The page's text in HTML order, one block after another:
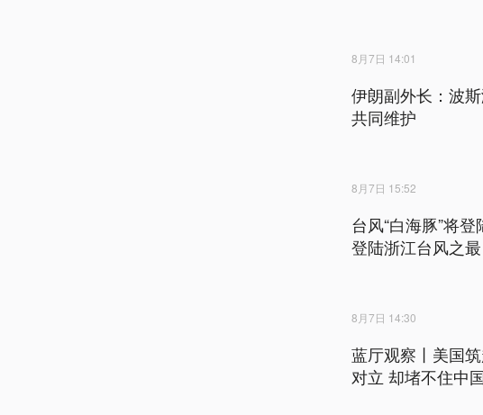
8月7日 14:01
伊朗副外长：波
共同维护
8月7日 15:52
台风“白海豚”将
登陆浙江台风之最
8月7日 14:30
蓝厅观察丨美国
对立 却堵不住中